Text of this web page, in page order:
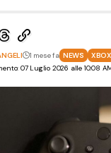
07 Luglio 2026 alle 10:08
1 mese fa NEWS XBOX